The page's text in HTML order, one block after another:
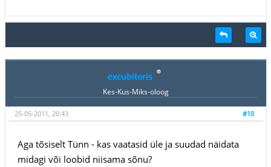
excubitoris
Kes-Kus-Miks-oloog
#10
25-05-2011, 20:43
Aga tõsiselt Tünn - kas vaatasid üle ja suudad näidata
midagi või loobid niisama sõnu?